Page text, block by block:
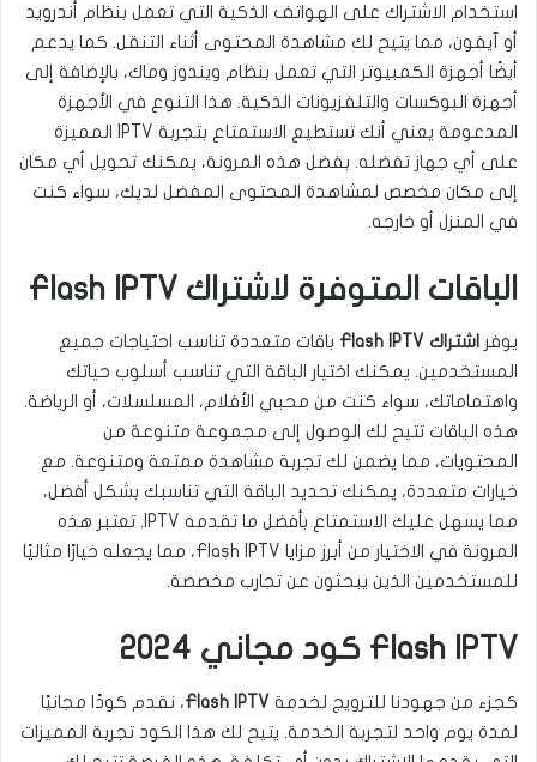
استخدام الاشتراك على الهواتف الذكية التي تعمل بنظام أندرويد
أو آيفون، مما يتيح لك مشاهدة المحتوى أثناء التنقل. كما يدعم
أيضًا أجهزة الكمبيوتر التي تعمل بنظام ويندوز وماك، بالإضافة إلى
أجهزة البوكسات والتلفزيونات الذكية. هذا التنوع في الأجهزة
المدعومة يعني أنك تستطيع الاستمتاع بتجربة IPTV المميزة
على أي جهاز تفضله. بفضل هذه المرونة، يمكنك تحويل أي مكان
إلى مكان مخصص لمشاهدة المحتوى المفضل لديك، سواء كنت
في المنزل أو خارجه.
الباقات المتوفرة لاشتراك Flash IPTV
يوفر اشتراك Flash IPTV
باقات متعددة تناسب احتياجات جميع
المستخدمين. يمكنك اختيار الباقة التي تناسب أسلوب حياتك
واهتماماتك، سواء كنت من محبي الأفلام، المسلسلات، أو الرياضة.
هذه الباقات تتيح لك الوصول إلى مجموعة متنوعة من
المحتويات، مما يضمن لك تجربة مشاهدة ممتعة ومتنوعة. مع
خيارات متعددة، يمكنك تحديد الباقة التي تناسبك بشكل أفضل،
مما يسهل عليك الاستمتاع بأفضل ما تقدمه IPTV. تعتبر هذه
المرونة في الاختيار من أبرز مزايا Flash IPTV، مما يجعله خيارًا مثاليًا
للمستخدمين الذين يبحثون عن تجارب مخصصة.
Flash IPTV كود مجاني 2024
كجزء من جهودنا للترويج لخدمة Flash IPTV، نقدم كودًا مجانيًا
لمدة يوم واحد لتجربة الخدمة. يتيح لك هذا الكود تجربة المميزات